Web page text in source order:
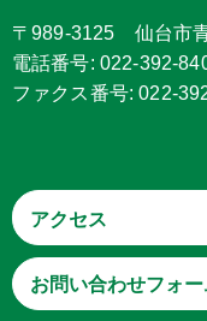
〒989-3125 仙台市
電話番号: 022-392-
ファクス番号: 022-
アクセス